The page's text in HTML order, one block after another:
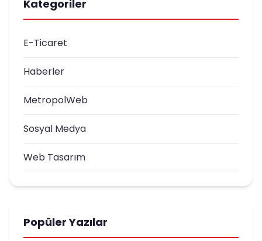
Kategoriler
E-Ticaret
Haberler
MetropolWeb
Sosyal Medya
Web Tasarım
Popüler Yazılar